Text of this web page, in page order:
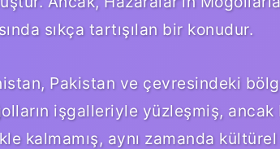
sıkça tartışılan bir konudur.
Pakistan ve çevresindeki
işgalleriyle yüzleşmiş,
kalmamış, aynı zamanda kültürel